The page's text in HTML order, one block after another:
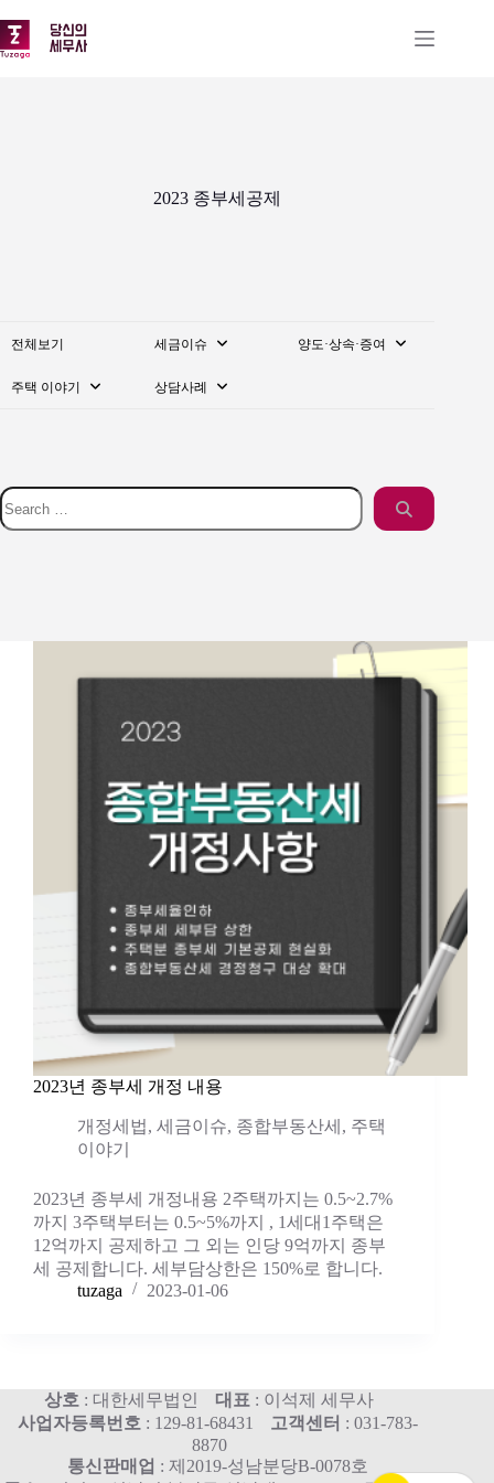
문
으
2023 종부세공제
전체보기 세금이슈 양도·상속·증여
주택 이야기 상담사례
2023년 종부세 개정 내용
개정세법, 세금이슈, 종합부동산세 , 주택
이야기
2023년 종부세 개정내용 2주택까지는 0.5~2.7%
까지 3주택부터는 0.5~5%까지 , 1세대1주택은
12억까지 공제하고 그 외는 인당 9억까지 종부
세 공제합니다. 세부담상한은 150%로 합니다.
tuzaga
2023-01-06
상호 : 대한세무법인 대표 : 이석제 세무사
사업자등록번호 : 129-81-68431 고객센터 : 031-783-
8870
통신판매업 : 제2019-성남분당B-0078호